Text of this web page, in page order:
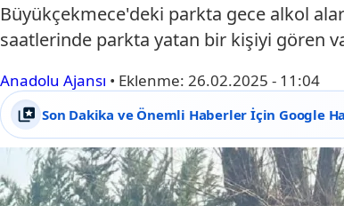
Büyükçekmece'deki parkta gece alkol
saatlerinde parkta yatan bir kişiyi gören
Anadolu Ajansı • Eklenme: 26.02.2025 - 11:04
Son Dakika ve Önemli Haberler İçin Google